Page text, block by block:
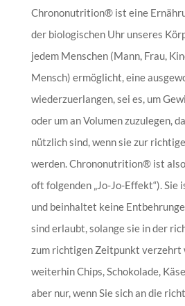
Chrononutrition® ist eine
der biologischen Uhr unseres
jedem Menschen (Mann, Frau,
Mensch) ermöglicht, eine
wiederzuerlangen, sei es, um
oder um an Volumen zuzulegen,
nützlich sind, wenn sie zur
werden. Chrononutrition® ist
oft folgenden „Jo-Jo-Effekt“).
und beinhaltet keine
sind erlaubt, solange sie in der
zum richtigen Zeitpunkt verzehrt
weiterhin Chips, Schokolade,
aber nur, wenn Sie sich an die